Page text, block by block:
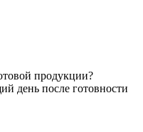
продукции?
день после готовности